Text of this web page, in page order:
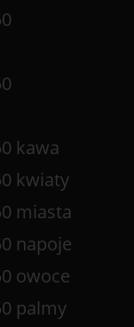
kawa
kwiaty
miasta
napoje
owoce
palmy